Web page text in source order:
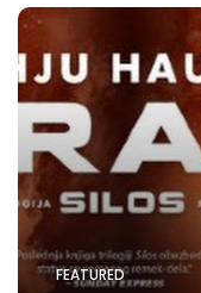
FEATURED